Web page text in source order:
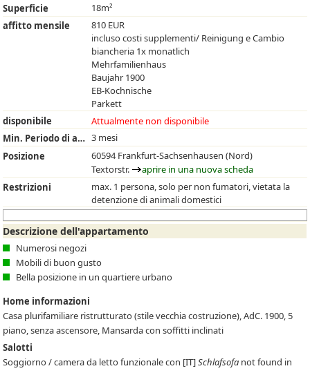
Superficie
18m²
affitto mensile
810 EUR
incluso costi supplementi/ Reinigung e Cambio
biancheria 1x monatlich
Mehrfamilienhaus
Baujahr 1900
EB-Kochnische
Parkett
disponibile
Attualmente non disponibile
Min. Periodo di affitto 3 mesi
Posizione
60594 Frankfurt-Sachsenhausen (Nord)
Textorstr.
aprire in una nuova scheda
Restrizioni
max. 1 persona, solo per non fumatori, vietata la
detenzione di animali domestici
Descrizione dell'appartamento
Numerosi negozi
Mobili di buon gusto
Bella posizione in un quartiere urbano
Home informazioni
Casa plurifamiliare ristrutturato (stile vecchia costruzione), AdC. 1900, 5
piano, senza ascensore, Mansarda con soffitti inclinati
Salotti
Soggiorno / camera da letto funzionale con [IT]Schlafsofa not found in